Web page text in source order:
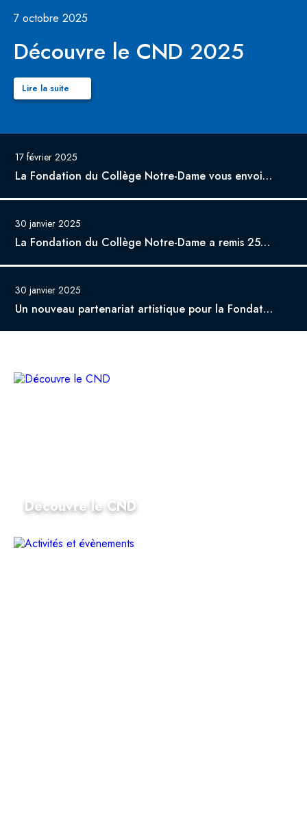
7 octobre 2025
Découvre le CND 2025
Lire la suite
17 février 2025
La Fondation du Collège Notre-Dame vous envoie en vacances!
30 janvier 2025
La Fondation du Collège Notre-Dame a remis 256 000 $ au Collège en 2024
30 janvier 2025
Un nouveau partenariat artistique pour la Fondation du CND!
Découvre le CND